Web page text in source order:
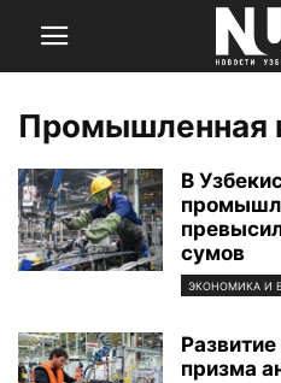
Промышленная
В
сумов
ЭКОНОМИКА И
призма